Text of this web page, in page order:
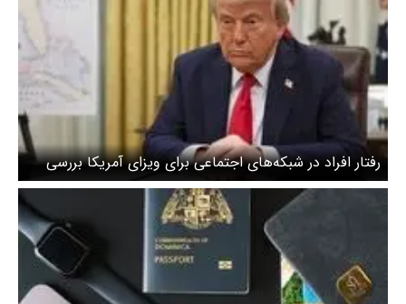
رفتار افراد در شبکه‌های اجتماعی برای ویزای آمریکا بررسی
می‌شود